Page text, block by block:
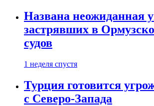
Названа неожиданная
застрявших в
судов
1 неделя спустя
Турция готовится
с Северо-Запада